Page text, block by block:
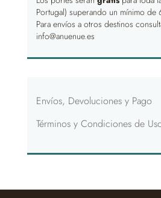
Portugal) superando un mínimo
Para envíos a otros destinos
info@anuenue.es
Envíos, Devoluciones y Pago
Términos y Condiciones de